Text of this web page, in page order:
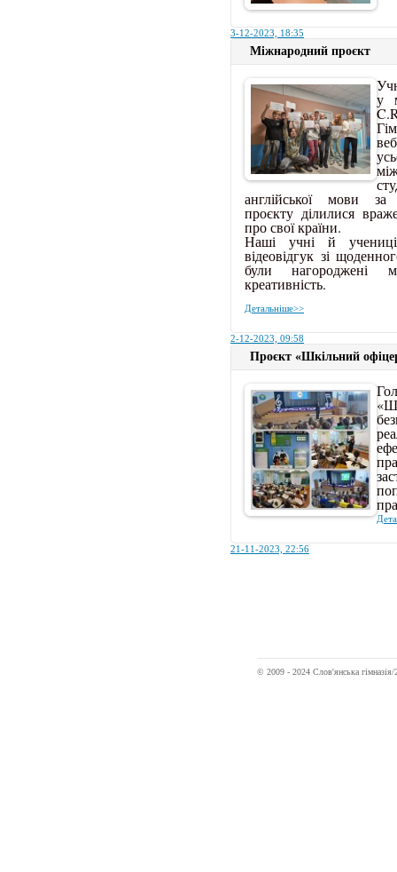
3-12-2023, 18:35
Міжнародний проєкт
у
англійської мови
проєкту ділилися
про свої країни.
Наші учні й учениці
відеовідгук зі
були нагороджені
креативність.
Детальніше>>
2-12-2023, 09:58
Проєкт «Шкільний офіцер
21-11-2023, 22:56
© 2009 - 2024 Слов'янська